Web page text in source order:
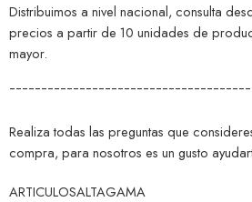
Distribuimos a nivel nacional, consulta
precios a partir de 10 unidades de
mayor.
Realiza todas las preguntas que
compra, para nosotros es un gusto
ARTICULOSALTAGAMA